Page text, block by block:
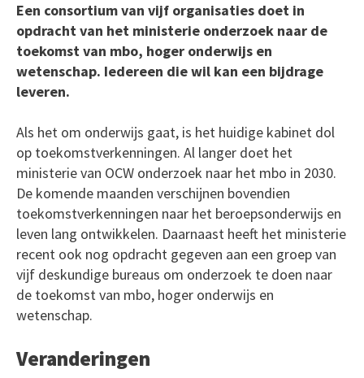
Een consortium van vijf organisaties doet in
opdracht van het ministerie onderzoek naar de
toekomst van mbo, hoger onderwijs en
wetenschap. Iedereen die wil kan een bijdrage
leveren.
Als het om onderwijs gaat, is het huidige kabinet dol
op toekomstverkenningen. Al langer doet het
ministerie van OCW onderzoek naar het mbo in 2030.
De komende maanden verschijnen bovendien
toekomstverkenningen naar het beroepsonderwijs en
leven lang ontwikkelen. Daarnaast heeft het ministerie
recent ook nog opdracht gegeven aan een groep van
vijf deskundige bureaus om onderzoek te doen naar
de toekomst van mbo, hoger onderwijs en
wetenschap.
Veranderingen